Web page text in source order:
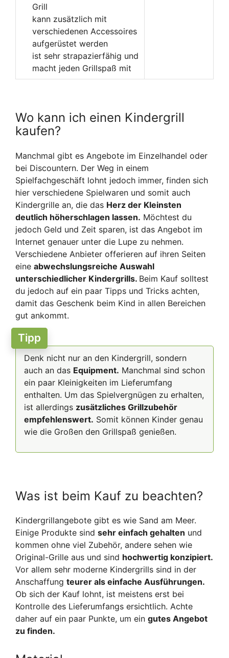
Grill
kann zusätzlich mit
verschiedenen Accessoires
aufgerüstet werden
ist sehr strapazierfähig und
macht jeden Grillspaß mit
Wo kann ich einen Kindergrill
kaufen?
Manchmal gibt es Angebote im Einzelhandel oder
bei Discountern. Der Weg in einem
Spielfachgeschäft lohnt jedoch immer, finden sich
hier verschiedene Spielwaren und somit auch
Kindergrille an, die das Herz der Kleinsten
deutlich höherschlagen lassen. Möchtest du
jedoch Geld und Zeit sparen, ist das Angebot im
Internet genauer unter die Lupe zu nehmen.
Verschiedene Anbieter offerieren auf ihren Seiten
eine abwechslungsreiche Auswahl
unterschiedlicher Kindergrills. Beim Kauf solltest
du jedoch auf ein paar Tipps und Tricks achten,
damit das Geschenk beim Kind in allen Bereichen
gut ankommt.
Tipp
Denk nicht nur an den Kindergrill, sondern
auch an das Equipment. Manchmal sind schon
ein paar Kleinigkeiten im Lieferumfang
enthalten. Um das Spielvergnügen zu erhalten,
ist allerdings zusätzliches Grillzubehör
empfehlenswert. Somit können Kinder genau
wie die Großen den Grillspaß genießen.
Was ist beim Kauf zu beachten?
Kindergrillangebote gibt es wie Sand am Meer.
Einige Produkte sind sehr einfach gehalten und
kommen ohne viel Zubehör, andere sehen wie
Original-Grille aus und sind hochwertig konzipiert.
Vor allem sehr moderne Kindergrills sind in der
Anschaffung teurer als einfache Ausführungen.
Ob sich der Kauf lohnt, ist meistens erst bei
Kontrolle des Lieferumfangs ersichtlich. Achte
daher auf ein paar Punkte, um ein gutes Angebot
zu finden.